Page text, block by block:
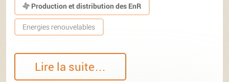
Production et distribution des EnR
Energies renouvelables
Lire la suite…